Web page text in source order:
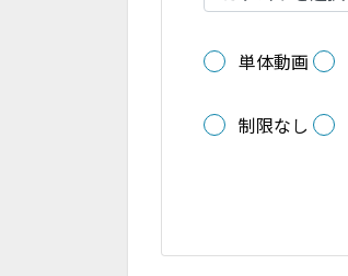
単体動画
制限なし